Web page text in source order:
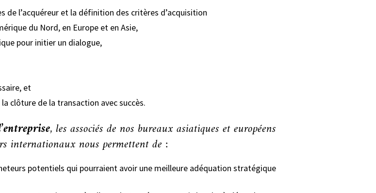
l’acquéreur et la définition des critères d’acquisition
du Nord, en Europe et en Asie,
pour initier un dialogue,
et
clôture de la transaction avec succès.
, les associés de nos bureaux asiatiques et européens
internationaux nous permettent de :
potentiels qui pourraient avoir une meilleure adéquation stratégique